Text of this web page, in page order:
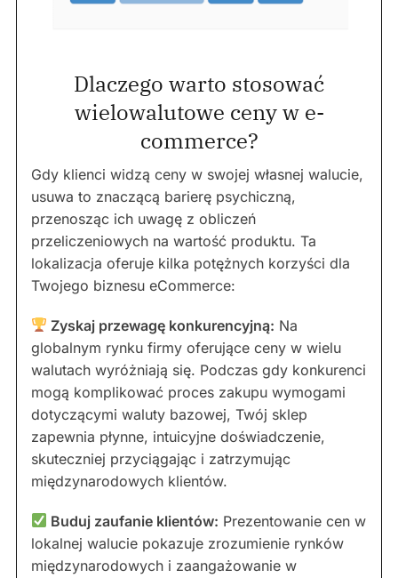
Dlaczego warto stosować
wielowalutowe ceny w e-
commerce?
Gdy klienci widzą ceny w swojej własnej walucie,
usuwa to znaczącą barierę psychiczną,
przenosząc ich uwagę z obliczeń
przeliczeniowych na wartość produktu. Ta
lokalizacja oferuje kilka potężnych korzyści dla
Twojego biznesu eCommerce:
Zyskaj przewagę konkurencyjną: Na
globalnym rynku firmy oferujące ceny w wielu
walutach wyróżniają się. Podczas gdy konkurenci
mogą komplikować proces zakupu wymogami
dotyczącymi waluty bazowej, Twój sklep
zapewnia płynne, intuicyjne doświadczenie,
skuteczniej przyciągając i zatrzymując
międzynarodowych klientów.
Buduj zaufanie klientów: Prezentowanie cen w
lokalnej walucie pokazuje zrozumienie rynków
międzynarodowych i zaangażowanie w